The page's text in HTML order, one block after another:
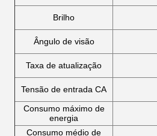
Brilho
Ângulo de visão
Taxa de atualização
Tensão de entrada CA
Consumo máximo de
energia
Consumo médio de